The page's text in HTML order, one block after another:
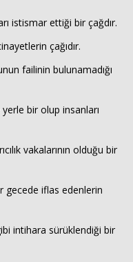
ettiği bir çağdır.
çağıdır.
failinin bulunamadığı
bir olup insanları
vakalarının olduğu bir
iflas edenlerin
intihara sürüklendiği bir
Haberin Doğru Adresi.